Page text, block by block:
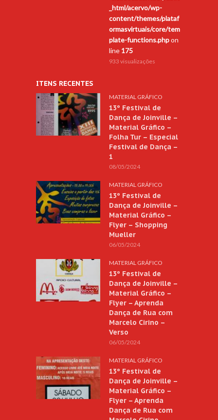
_html/acervo/wp-
content/themes/plataf
ormasvirtuais/core/tem
plate-functions.phpon
line 175
933 visualizações
ITENS RECENTES
MATERIAL GRÁFICO
13º Festival de
Dança de Joinville –
Material Gráfico –
Folha Tur – Especial
Festival de Dança –
1
08/05/2024
MATERIAL GRÁFICO
13º Festival de
Dança de Joinville –
Material Gráfico –
Flyer – Shopping
Mueller
06/05/2024
MATERIAL GRÁFICO
13º Festival de
Dança de Joinville –
Material Gráfico –
Flyer – Aprenda
Dança de Rua com
Marcelo Cirino –
Verso
06/05/2024
MATERIAL GRÁFICO
13º Festival de
Dança de Joinville –
Material Gráfico –
Flyer – Aprenda
Dança de Rua com